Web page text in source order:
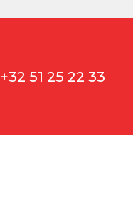
+32 51 25 22 33